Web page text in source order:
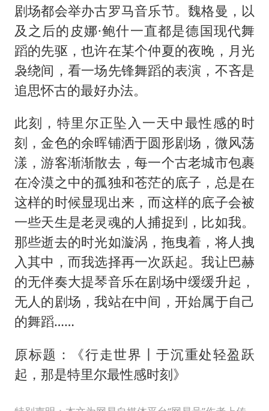
剧场都会举办古罗马音乐节。魏格曼，以
及之后的皮娜·鲍什一直都是德国现代舞
蹈的先驱，也许在某个仲夏的夜晚，月光
袅绕间，看一场先锋舞蹈的表演，不吝是
追思怀古的最好办法。
此刻，特里尔正坠入一天中最性感的时
刻，金色的余晖铺洒于圆形剧场，微风荡
漾，游客渐渐散去，每一个古老城市包裹
在冷漠之中的孤独和苍茫的底子，总是在
这样的时候显现出来，而这样的底子会被
一些天生是老灵魂的人捕捉到，比如我。
那些逝去的时光如漩涡，拖曳着，将人拽
入其中，而我选择再一次跃起。我让巴赫
的无伴奏大提琴音乐在剧场中缓缓升起，
无人的剧场，我站在中间，开始属于自己
的舞蹈……
原标题：《行走世界丨于沉重处轻盈跃
起，那是特里尔最性感时刻》